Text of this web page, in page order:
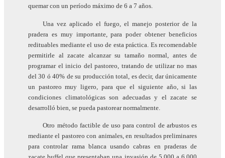
quemar con un período máximo de 6 a 7 años.
Una vez aplicado el fuego, el manejo posterior de la
pradera es muy importante, para poder obtener beneficios
redituables mediante el uso de esta práctica. Es recomendable
permitirle al zacate alcanzar su tamaño normal, antes de
programar el inicio del pastoreo, tratando de utilizar no mas
del 30 ó 40% de su producción total, es decir, dar únicamente
un pastoreo muy ligero, para que el siguiente año, si las
condiciones climatológicas son adecuadas y el zacate se
desarrolló bien, se pueda pastorear normalmente.
Otro método factible de uso para control de arbustos es
mediante el pastoreo con animales, en resultados preliminares
para controlar rama blanca usando cabras en praderas de